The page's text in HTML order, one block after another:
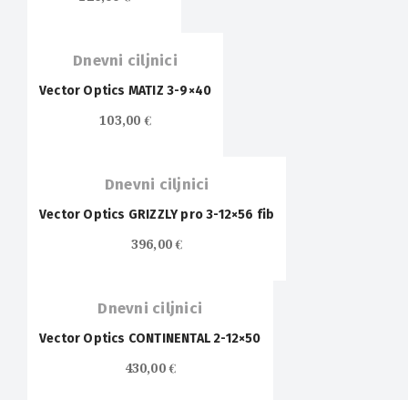
Dnevni ciljnici
Vector Optics MATIZ 3-9×40
103,00€
Dnevni ciljnici
Vector Optics GRIZZLY pro 3-12×56 fib
396,00€
Dnevni ciljnici
Vector Optics CONTINENTAL 2-12×50
430,00€